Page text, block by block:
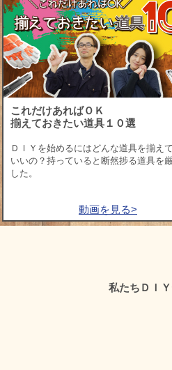
これだけあればＯＫ
揃えておきたい道具１０選
ＤＩＹを始めるにはどんな道具を揃え
いいの？持っていると断然捗る道具を
した。
動画を見る>
私たちＤＩ